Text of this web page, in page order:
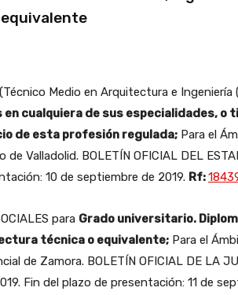
Medio en Arquitectura e Ingeniería
en cualquiera de sus especialidades,
de esta profesión regulada; Para el
Valladolid. BOLETÍN OFICIAL DEL
10 de septiembre de 2019. Rf:
para Grado universitario.
técnica o equivalente; Para el
de Zamora. BOLETÍN OFICIAL DE LA
Fin del plazo de presentación: 11 de